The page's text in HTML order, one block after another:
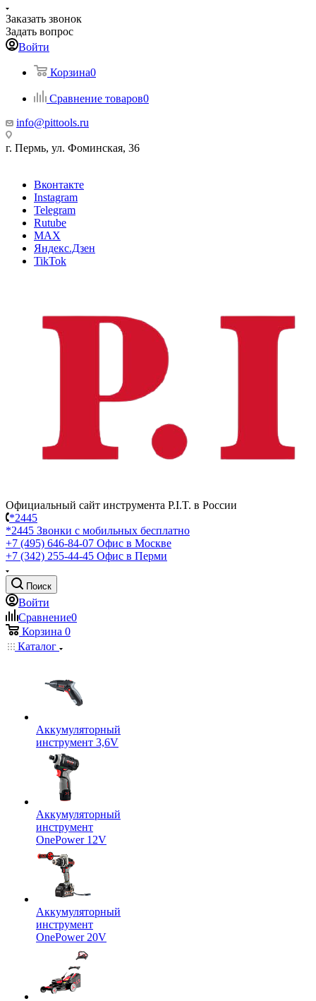
Заказать звонок
Задать вопрос
Войти
Корзина0
Сравнение товаров0
info@pittools.ru
г. Пермь, ул. Фоминская, 36
Вконтакте
Instagram
Telegram
Rutube
MAX
Яндекс.Дзен
TikTok
Официальный сайт инструмента P.I.T. в России
*2445
*2445 Звонки с мобильных бесплатно
+7 (495) 646-84-07 Офис в Москве
+7 (342) 255-44-45 Офис в Перми
Поиск
Войти
Сравнение0
Корзина 0
Каталог
Аккумуляторный
инструмент 3,6V
Аккумуляторный
инструмент
OnePower 12V
Аккумуляторный
инструмент
OnePower 20V